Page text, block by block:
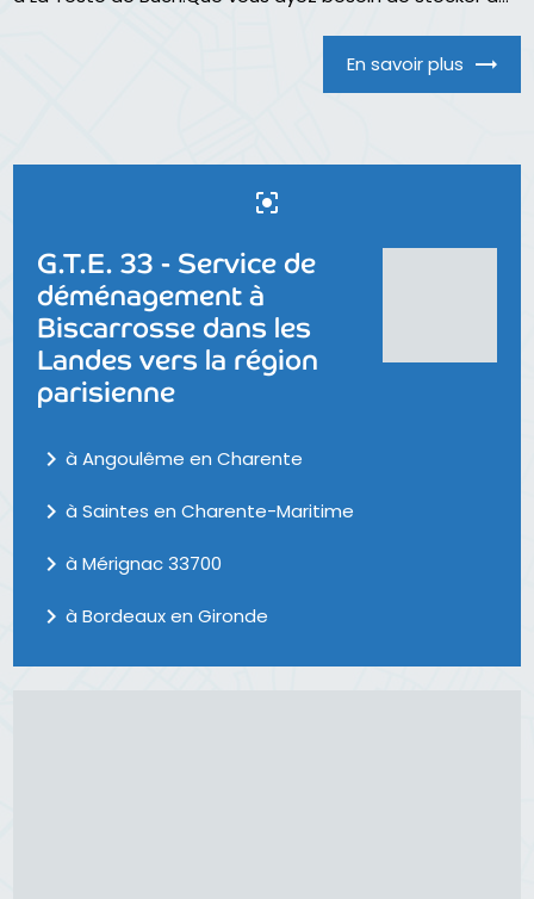
En savoir plus
center_focus_strong
G.T.E. 33 - Service de
déménagement à
Biscarrosse dans les
Landes vers la région
parisienne
navigate_nextà Angoulême en Charente
navigate_nextà Saintes en Charente-Maritime
navigate_nextà Mérignac 33700
navigate_nextà Bordeaux en Gironde